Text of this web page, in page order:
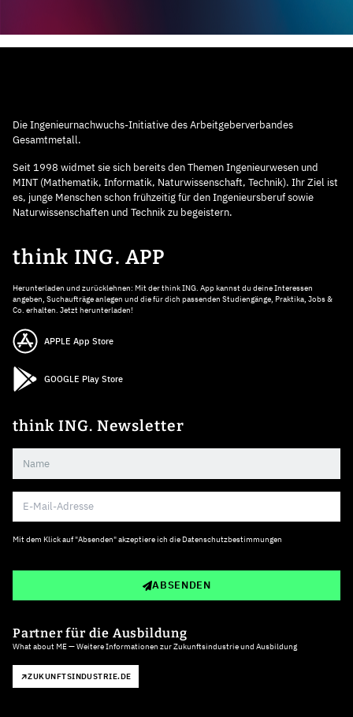
Die Ingenieurnachwuchs-Initiative des Arbeitgeberverbandes
Gesamtmetall.
Seit 1998 widmet sie sich bereits den Themen Ingenieurwesen und
MINT (Mathematik, Informatik, Naturwissenschaft, Technik). Ihr Ziel ist
es, junge Menschen schon frühzeitig für den Ingenieursberuf sowie
Naturwissenschaften und Technik zu begeistern.
think ING. APP
Herunterladen und zurücklehnen: Mit der think ING. App kannst du deine Interessen
angeben, Suchaufträge anlegen und die für dich passenden Studiengänge, Praktika, Jobs &
Co. erhalten. Jetzt herunterladen!
APPLE App Store
GOOGLE Play Store
think ING. Newsletter
Mit dem Klick auf "Absenden" akzeptiere ich die Datenschutzbestimmungen
ABSENDEN
Partner für die Ausbildung
What about ME — Weitere Informationen zur Zukunftsindustrie und Ausbildung
ZUKUNFTSINDUSTRIE.DE